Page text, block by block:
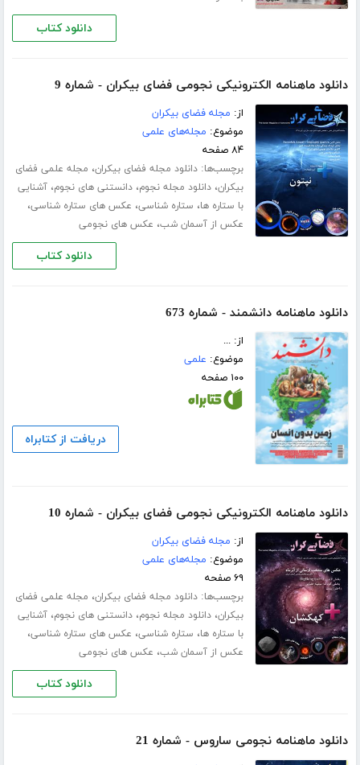
دانلود کتاب
دانلود ماهنامه الکترونیکی نجومی فضای بیکران - شماره 9
از: مجله فضای بیکران
موضوع: مجله‌های علمی
۸۴ صفحه
برچسب‌ها:دانلود مجله فضای بیکران، مجله علمی فضای
بیکران،دانلود مجله نجوم،دانستنی های نجوم،آشنایی
با ستاره ها، ستاره شناسی، عکس های ستاره شناسی،
عکس از آسمان شب، عکس های نجومی
دانلود کتاب
دانلود ماهنامه دانشمند - شماره 673
از: ...
موضوع: علمی
۱۰۰ صفحه
دریافت از کتابراه
دانلود ماهنامه الکترونیکی نجومی فضای بیکران - شماره 10
از: مجله فضای بیکران
موضوع: مجله‌های علمی
۶۹ صفحه
برچسب‌ها:دانلود مجله فضای بیکران، مجله علمی فضای
بیکران،دانلود مجله نجوم،دانستنی های نجوم،آشنایی
با ستاره ها، ستاره شناسی، عکس های ستاره شناسی،
عکس از آسمان شب، عکس های نجومی
دانلود کتاب
دانلود ماهنامه نجومی ساروس - شماره 21